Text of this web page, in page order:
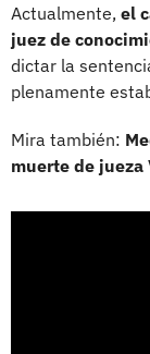
Actualmente, el
juez de
dictar la
plenamente
Mira también:
muerte de